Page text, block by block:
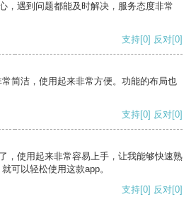
，遇到问题都能及时解决，服务态度非常
支持[0] 反对[0]
简洁，使用起来非常方便。功能的布局也
支持[0] 反对[0]
，使用起来非常容易上手，让我能够快速熟
可以轻松使用这款app。
支持[0] 反对[0]